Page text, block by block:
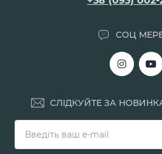
СОЦ
СЛІДКУЙТЕ ЗА